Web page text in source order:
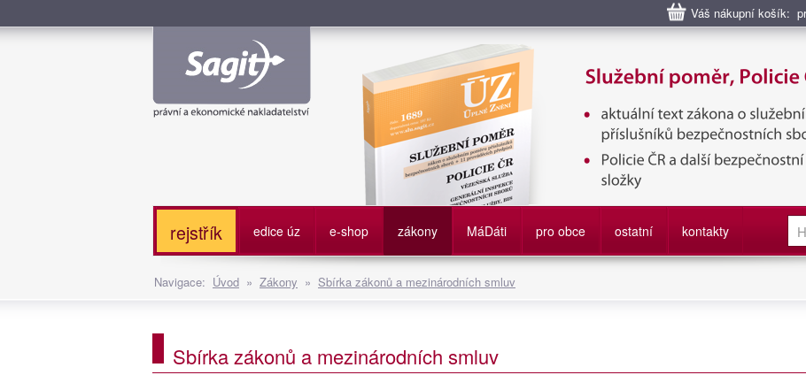
Váš nákupní košík:
Služební poměr příslušníků bezpečnostních sborů, Policie ČR, Vězeňská
služby
rejstřík edice úz e-shop zákony MáDáti pro obce ostatní kontakty
Navigace: Úvod » Zákony » Sbírka zákonů a mezinárodních smluv
Sbírka zákonů a mezinárodních smluv